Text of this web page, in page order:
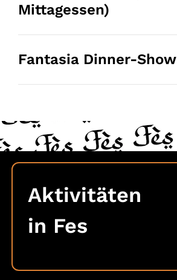
Mittagessen)
Fantasia Dinner-Show
Aktivitäten
in Fes